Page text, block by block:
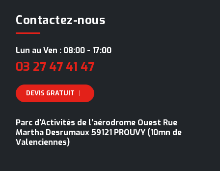
Contactez-nous
Lun au Ven : 08:00 - 17:00
03 27 47 41 47
DEVIS GRATUIT
Parc d'Activités de l’aérodrome Ouest Rue
Martha Desrumaux 59121 PROUVY (10mn de
Valenciennes)